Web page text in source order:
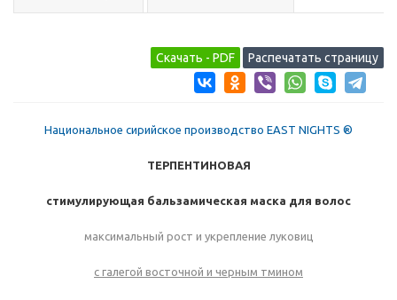
Национальное сирийское производство EAST NIGHTS ®
ТЕРПЕНТИНОВАЯ
стимулирующая бальзамическая маска для волос
максимальный рост и укрепление луковиц
с галегой восточной и черным тмином